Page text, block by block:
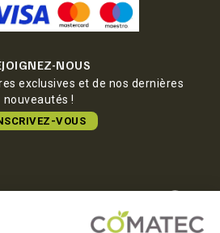
NOUS
exclusives et de nos dernières
nouveautés !
VOUS